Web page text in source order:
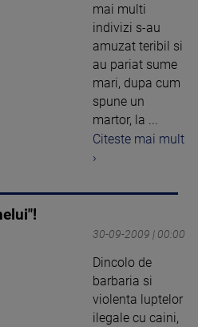
mai multi
indivizi s-au
amuzat teribil si
au pariat sume
mari, dupa cum
spune un
martor, la ...
Citeste mai mult
›
30-09-2009 | 00:00
Dincolo de
barbaria si
violenta luptelor
ilegale cu caini,